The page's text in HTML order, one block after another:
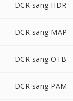
DCR sang HDR
DCR sang MAP
DCR sang OTB
DCR sang PAM